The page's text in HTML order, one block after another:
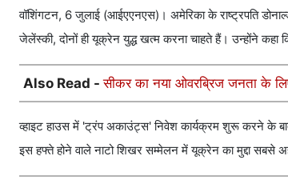
वॉशिंगटन, 6 जुलाई (आईएएनएस)। अमेरिका के राष्ट्रपति
जेलेंस्की, दोनों ही यूक्रेन युद्ध खत्म करना चाहते हैं। उन्होंने कहा
Also Read -सीकर का नया ओवरब्रिज जनता के
व्हाइट हाउस में 'ट्रंप अकाउंट्स' निवेश कार्यक्रम शुरू करने के
इस हफ्ते होने वाले नाटो शिखर सम्मेलन में यूक्रेन का मुद्दा सबसे